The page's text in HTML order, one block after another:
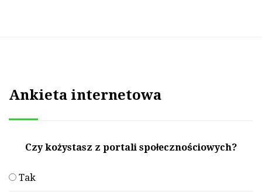
Ankieta internetowa
Czy kożystasz z portali społecznościowych?